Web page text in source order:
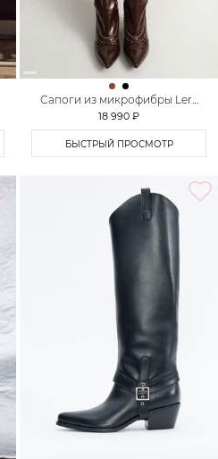
Сапоги из микрофибры Lera
Nena Unreal
18 990 ₽
БЫСТРЫЙ ПРОСМОТР